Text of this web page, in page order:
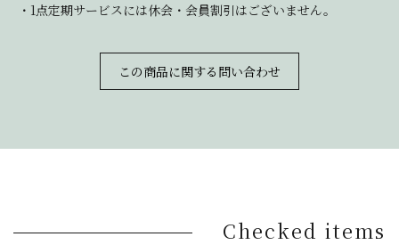
・1点定期サービスには休会・会員割引はございません。
この商品に関する問い合わせ
Checked items